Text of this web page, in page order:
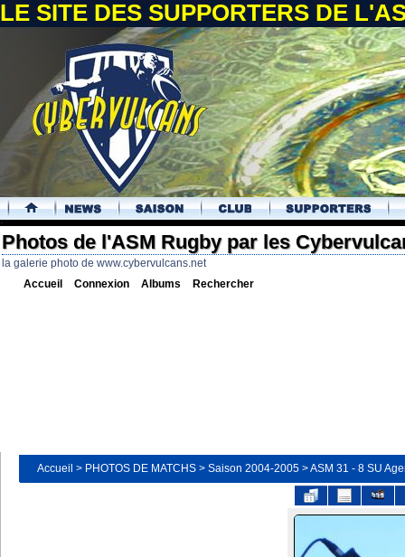
LE SITE DES SUPPORTERS DE
.
Photos de l'ASM Rugby par les
la galerie photo de www.cybervulcans.net
Accueil Connexion Albums Rechercher
Accueil > PHOTOS DE MATCHS > Saison 2004-2005 >ASM 31 - 8 SU